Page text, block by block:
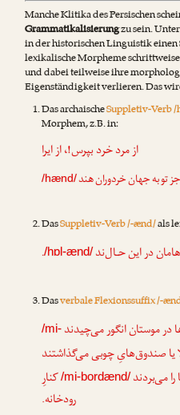
Manche Klitika des Persischen
Grammatikalisierungzu sein.
in der historischen Linguistik
lexikalische Morpheme
und dabei teilweise ihre
Eigenständigkeit verlieren. Das
Das archaischeSuppletiv-Verb
Morphem, z.B. in:
از مرد خرد بپرس!، از ایرا
جز تو به جهان خردوران هند/hænd/
DasSuppletiv-Verb /-ænd/als
در این حـال‌ند/hɒl-ænd/
.
Dasverbale Flexionssuffix /-
موستان انگور می‌چیدند /mi-
یا صندوق‌هایِ چوبی می‌گذاشتند
را می‌بردند/mi-bordænd/کنارِ
رودخانه.